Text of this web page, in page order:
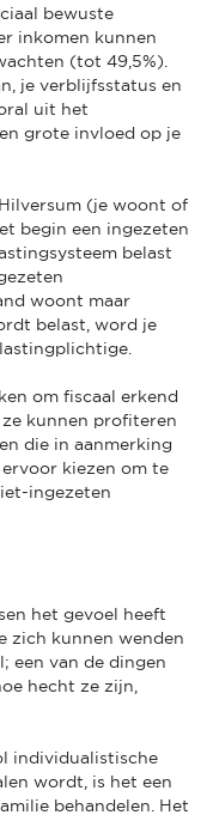
bewuste
inkomen kunnen
(tot 49,5%).
je verblijfsstatus en
uit het
grote invloed op je
(je woont of
begin een ingezeten
belast
woont maar
belast, word je
om fiscaal erkend
kunnen profiteren
die in aanmerking
kiezen om te
ingezeten
het gevoel heeft
zich kunnen wenden
een van de dingen
hecht ze zijn,
individualistische
wordt, is het een
behandelen. Het